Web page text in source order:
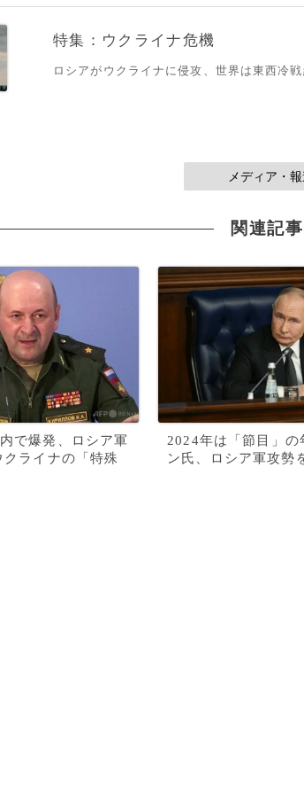
特集：ウクライナ危機
ロシアがウクライナに侵攻、世界は東西冷
メディア・
関連記事
で爆発、ロシア軍
ライナの「特殊
2024年は「節目」の
ン氏、ロシア軍攻勢